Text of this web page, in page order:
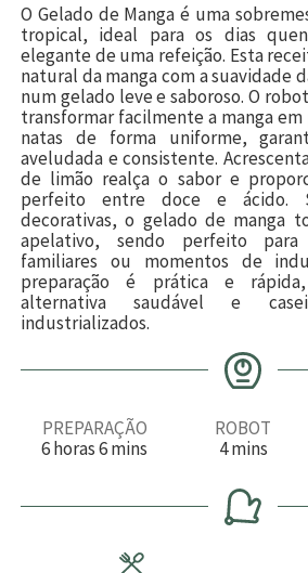
O Gelado de Manga é uma
tropical, ideal para os dias
elegante de uma refeição. Esta
natural da manga com a suavidade
num gelado leve e saboroso. O
transformar facilmente a manga
natas de forma uniforme,
aveludada e consistente.
de limão realça o sabor e
perfeito entre doce e ácido.
decorativas, o gelado de manga
apelativo, sendo perfeito para
familiares ou momentos de
preparação é prática e
alternativa saudável e
industrializados.
PREPARAÇÃO
6h
a
horas6m
u
mins
ROBOT
4m
n
u
t
mins